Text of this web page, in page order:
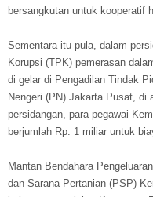
bersangkutan untuk kooperatif
Sementara itu pula, dalam
Korupsi (TPK) pemerasan
di gelar di Pengadilan Tindak
Nengeri (PN) Jakarta Pusat, di
persidangan, para pegawai
berjumlah Rp. 1 miliar untuk
Mantan Bendahara
dan Sarana Pertanian (PSP)